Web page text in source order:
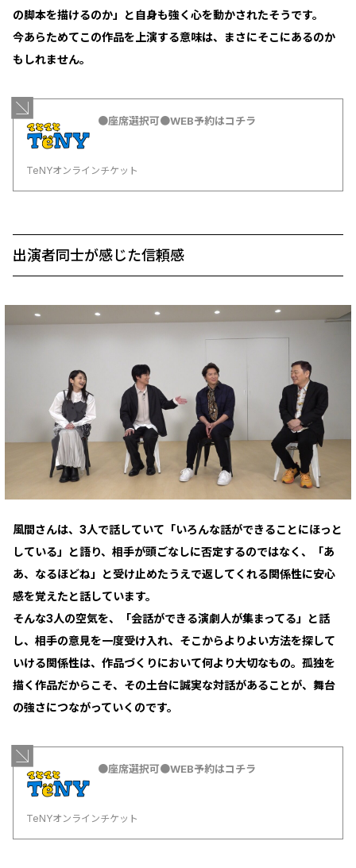
の脚本を描けるのか」と自身も強く心を動かされたそうです。
今あらためてこの作品を上演する意味は、まさにそこにあるのか
もしれません。
●座席選択可●WEB予約はコチラ
TeNYオンラインチケット
出演者同士が感じた信頼感
風間さんは、3人で話していて「いろんな話ができることにほっと
している」と語り、相手が頭ごなしに否定するのではなく、「あ
あ、なるほどね」と受け止めたうえで返してくれる関係性に安心
感を覚えたと話しています。
そんな3人の空気を、「会話ができる演劇人が集まってる」と話
し、相手の意見を一度受け入れ、そこからよりよい方法を探して
いける関係性は、作品づくりにおいて何より大切なもの。孤独を
描く作品だからこそ、その土台に誠実な対話があることが、舞台
の強さにつながっていくのです。
●座席選択可●WEB予約はコチラ
TeNYオンラインチケット